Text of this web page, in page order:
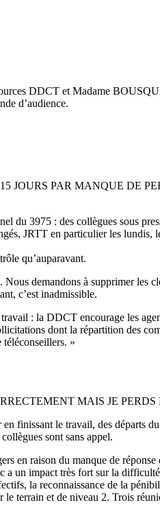
DDCT et Madame
d’audience.
JOURS PAR MANQUE DE
du 3975 : des collègues sous
JRTT en particulier les lundis,
qu’auparavant.
demandons à supprimer les
c’est inadmissible.
: la DDCT encourage les
dont la répartition des
téléconseillers. »
MAIS JE PERDS
finissant le travail, des départs
sont sans appel.
en raison du manque de
un impact très fort sur la
la reconnaissance de la
terrain et de niveau 2. Trois